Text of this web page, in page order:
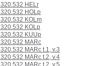
320.532 HELr
320.532 HOLp
320.532 KOLm
320.532 KOLp
320.532 KUUp
320.532 MARc
320.532 MARc t.1, v.3
320.532 MARc t.2, v.4
320.532 MARc t.2, v.5